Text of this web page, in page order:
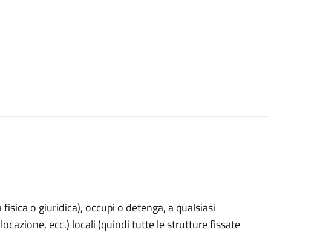
o giuridica), occupi o detenga, a qualsiasi
ecc.) locali (quindi tutte le strutture fissate